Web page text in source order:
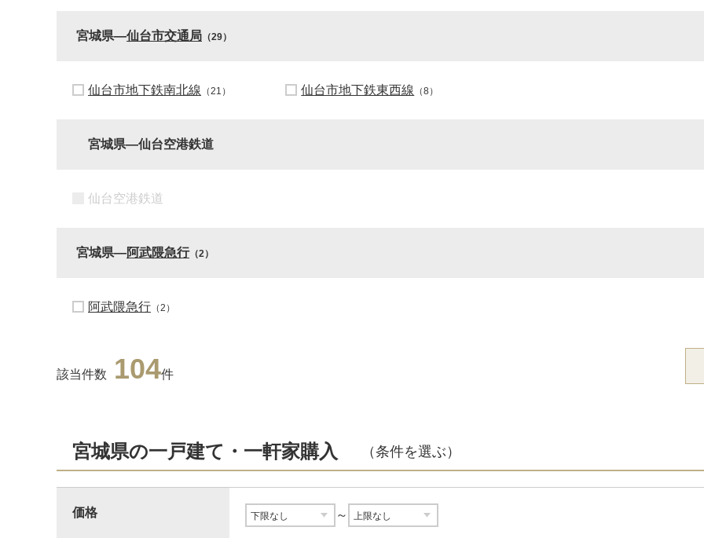
宮城県―仙台市交通局 （29）
仙台市地下鉄南北線 （21） 仙台市地下鉄東西線 （8）
宮城県―仙台空港鉄道
仙台空港鉄道
宮城県―阿武隈急行（2）
阿武隈急行 （2）
該当件数 104件
宮城県の一戸建て・一軒家購入 （条件を選ぶ）
価格 ～